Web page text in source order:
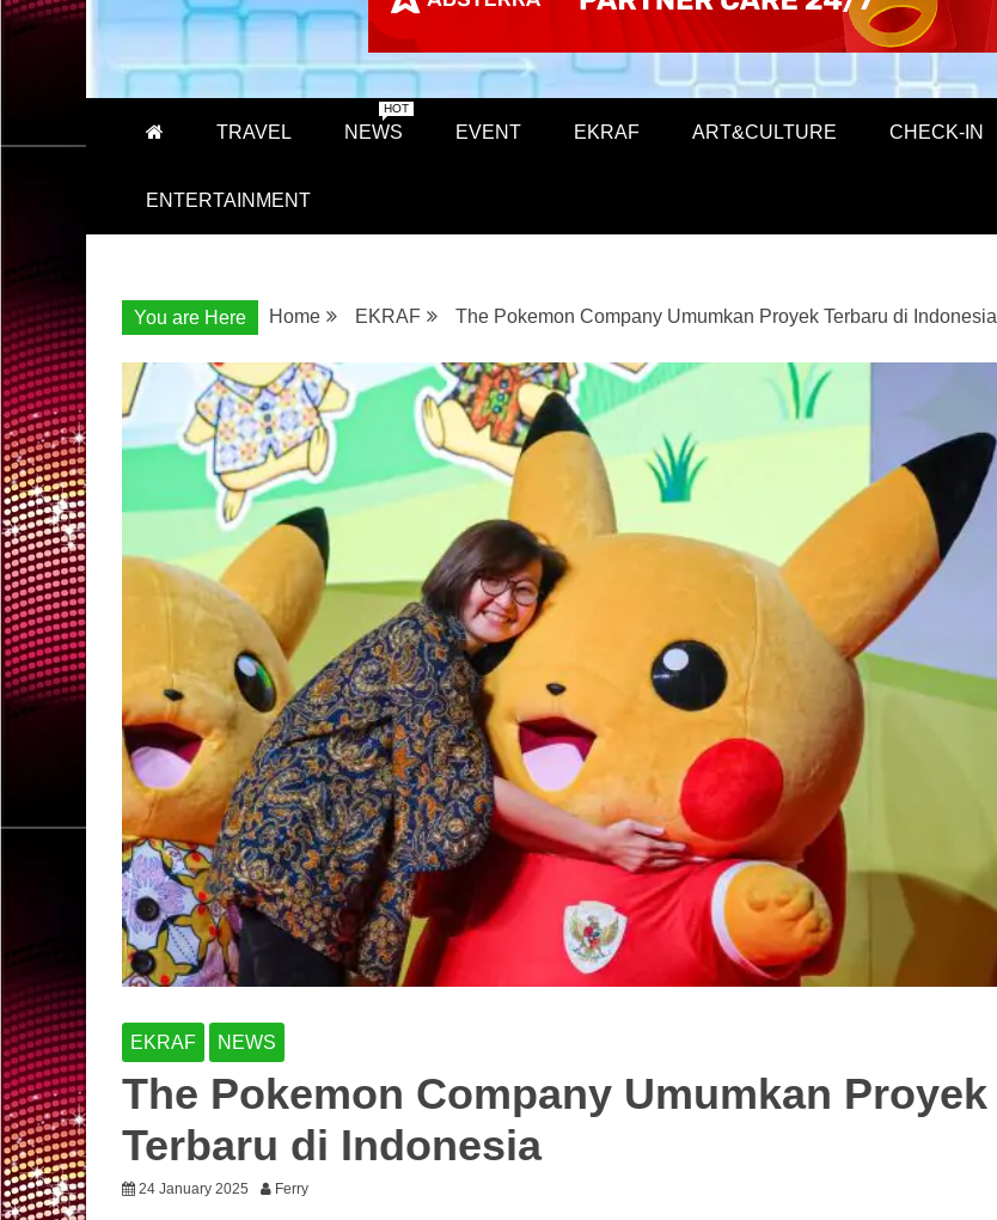
TRAVEL NEWS
HOT
EVENT EKRAF ART&CULTURE CHECK-IN
ENTERTAINMENT
You are Here Home EKRAF The Pokemon Company Umumkan Proyek Terbaru di Indonesia
EKRAF NEWS
The Pokemon Company Umumkan Proyek
Terbaru di Indonesia
24 January 2025 Ferry